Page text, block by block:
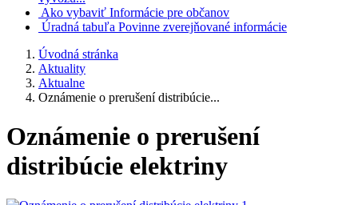
Ako vybaviť Informácie pre občanov
Úradná tabuľa Povinne zverejňované informácie
Úvodná stránka
Aktuality
Aktualne
Oznámenie o prerušení distribúcie...
Oznámenie o prerušení
distribúcie elektriny